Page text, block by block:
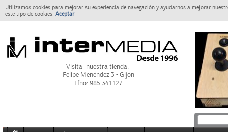
Utilizamos cookies para mejorar su experiencia de navegación y ayudarnos a mejorar
este tipo de cookies. Aceptar
Visita nuestra tienda:
Felipe Menéndez 3 - Gijón
Tfno: 985 341 127